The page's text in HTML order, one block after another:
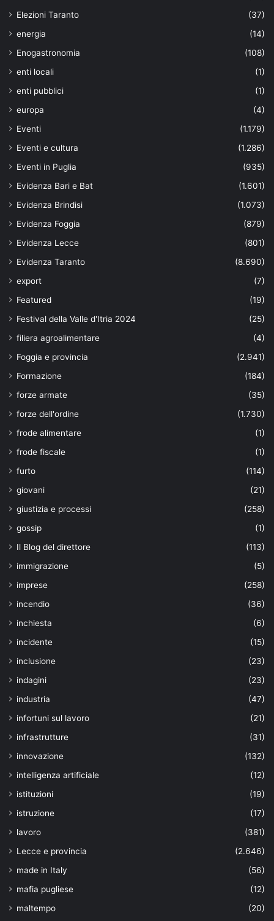
Elezioni Taranto
(37)
energia
(14)
Enogastronomia
(108)
enti locali
(1)
enti pubblici
(1)
europa
(4)
Eventi
(1.179)
Eventi e cultura
(1.286)
Eventi in Puglia
(935)
Evidenza Bari e Bat
(1.601)
Evidenza Brindisi
(1.073)
Evidenza Foggia
(879)
Evidenza Lecce
(801)
Evidenza Taranto
(8.690)
export
(7)
Featured
(19)
Festival della Valle d'Itria 2024
(25)
filiera agroalimentare
(4)
Foggia e provincia
(2.941)
Formazione
(184)
forze armate
(35)
forze dell'ordine
(1.730)
frode alimentare
(1)
frode fiscale
(1)
furto
(114)
giovani
(21)
giustizia e processi
(258)
gossip
(1)
Il Blog del direttore
(113)
immigrazione
(5)
imprese
(258)
incendio
(36)
inchiesta
(6)
incidente
(15)
inclusione
(23)
indagini
(23)
industria
(47)
infortuni sul lavoro
(21)
infrastrutture
(31)
innovazione
(132)
intelligenza artificiale
(12)
istituzioni
(19)
istruzione
(17)
lavoro
(381)
Lecce e provincia
(2.646)
made in Italy
(56)
mafia pugliese
(12)
maltempo
(20)